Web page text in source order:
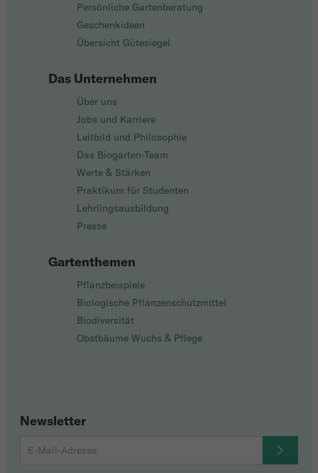
Persönliche Gartenberatung
Geschenkideen
Übersicht Gütesiegel
Das Unternehmen
Über uns
Jobs und Karriere
Leitbild und Philosophie
Das Biogarten-Team
Werte & Stärken
Praktikum für Studenten
Lehrlingsausbildung
Presse
Gartenthemen
Pflanzbeispiele
Biologische Pflanzenschutzmittel
Biodiversität
Obstbäume Wuchs & Pflege
Newsletter